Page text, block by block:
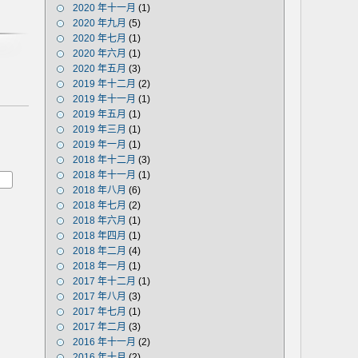
2020 年十一月 (1)
2020 年九月 (5)
2020 年七月 (1)
2020 年六月 (1)
2020 年五月 (3)
2019 年十二月 (2)
2019 年十一月 (1)
2019 年五月 (1)
2019 年三月 (1)
2019 年一月 (1)
2018 年十二月 (3)
2018 年十一月 (1)
2018 年八月 (6)
2018 年七月 (2)
2018 年六月 (1)
2018 年四月 (1)
2018 年二月 (4)
2018 年一月 (1)
2017 年十二月 (1)
2017 年八月 (3)
2017 年七月 (1)
2017 年二月 (3)
2016 年十一月 (2)